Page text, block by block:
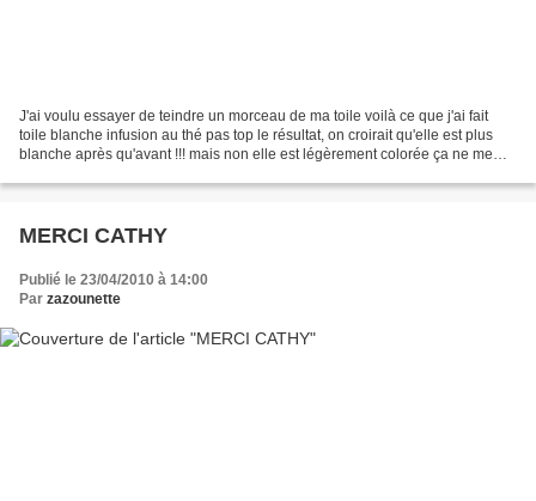
J'ai voulu essayer de teindre un morceau de ma toile voilà ce que j'ai fait
toile blanche infusion au thé pas top le résultat, on croirait qu'elle est plus
blanche après qu'avant !!! mais non elle est légèrement colorée ça ne me
MERCI CATHY
Publié le 23/04/2010 à 14:00
Par zazounette